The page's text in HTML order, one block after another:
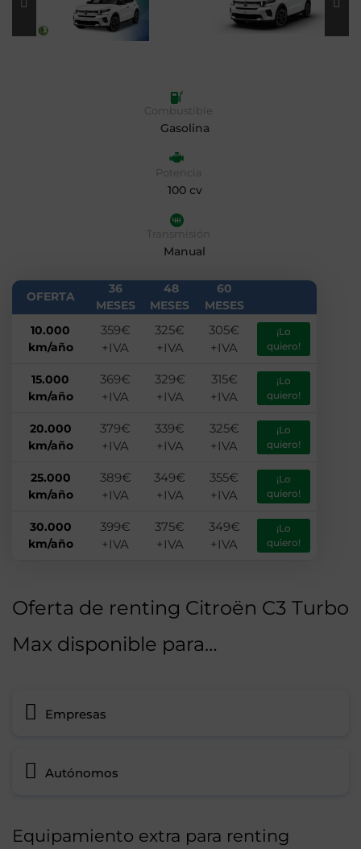
Combustible
Gasolina
Potencia
100 cv
Transmisión
Manual
OFERTA
36
MESES
48
MESES
60
MESES
10.000
km/año
359€
+IVA
325€
+IVA
305€
+IVA
¡Lo
quiero!
15.000
km/año
369€
+IVA
329€
+IVA
315€
+IVA
¡Lo
quiero!
20.000
km/año
379€
+IVA
339€
+IVA
325€
+IVA
¡Lo
quiero!
25.000
km/año
389€
+IVA
349€
+IVA
355€
+IVA
¡Lo
quiero!
30.000
km/año
399€
+IVA
375€
+IVA
349€
+IVA
¡Lo
quiero!
Oferta de renting Citroën C3 Turbo
Max disponible para…
Empresas
Autónomos
Equipamiento extra para renting